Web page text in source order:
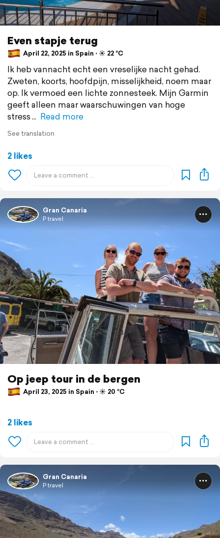
Even stapje terug
April 22, 2025 in Spain ⋅ ☀️ 22 °C
Ik heb vannacht echt een vreselijke nacht gehad.
Zweten, koorts, hoofdpijn, misselijkheid, noem maar
op. Ik vermoed een lichte zonnesteek. Mijn Garmin
geeft alleen maar waarschuwingen van hoge
stress
Read more
See translation
2 likes
Gran Canaria
P travel
Op jeep tour in de bergen
April 23, 2025 in Spain ⋅ ☀️ 20 °C
2 likes
Gran Canaria
P travel